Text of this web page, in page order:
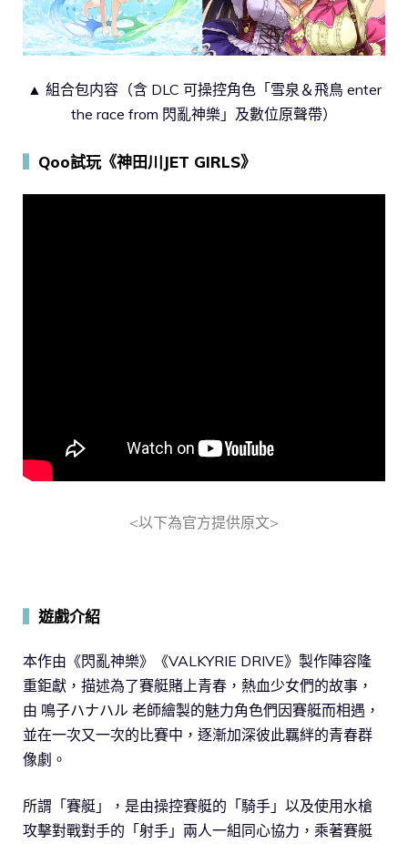
▲ 組合包内容（含 DLC 可操控角色「雪泉＆飛鳥 enter
the race from 閃亂神樂」及數位原聲帶）
Qoo試玩《神田川JET GIRLS》
<以下為官方提供原文>
遊戲介紹
本作由《閃亂神樂》《VALKYRIE DRIVE》製作陣容隆
重鉅獻，描述為了賽艇賭上青春，熱血少女們的故事，
由 鳴子ハナハル 老師繪製的魅力角色們因賽艇而相遇，
並在一次又一次的比賽中，逐漸加深彼此羈絆的青春群
像劇。
所謂「賽艇」，是由操控賽艇的「騎手」以及使用水槍
攻擊對戰對手的「射手」兩人一組同心協力，乘著賽艇